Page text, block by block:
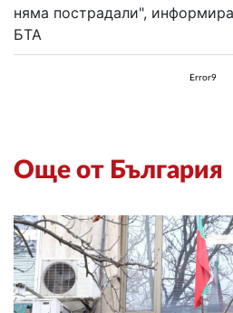
няма пострадали",
БТА
Error9
Още от България